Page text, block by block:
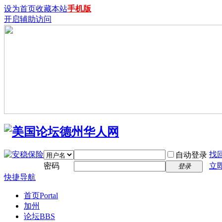
设为首页收藏本站手机版
开启辅助访问
自动登录 找
密码
登录
立
快捷导航
首页Portal
加州
论坛BBS